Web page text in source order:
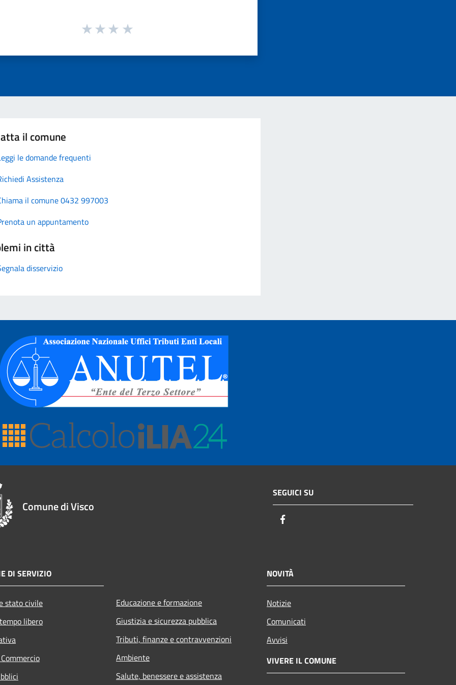
il comune
le domande frequenti
Assistenza
il comune 0432 997003
un appuntamento
in città
disservizio
Comune di Visco
SEGUICI SU
DI SERVIZIO
stato civile
libero
Educazione e formazione
Giustizia e sicurezza pubblica
Tributi, finanze e contravvenzioni
Ambiente
Salute, benessere e assistenza
NOVITÀ
Notizie
Comunicati
Avvisi
VIVERE IL COMUNE